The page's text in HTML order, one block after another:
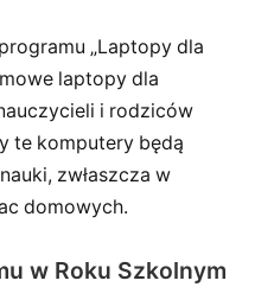
„Laptopy dla
laptopy dla
i rodziców
te komputery będą
zwłaszcza w
domowych.
w Roku Szkolnym